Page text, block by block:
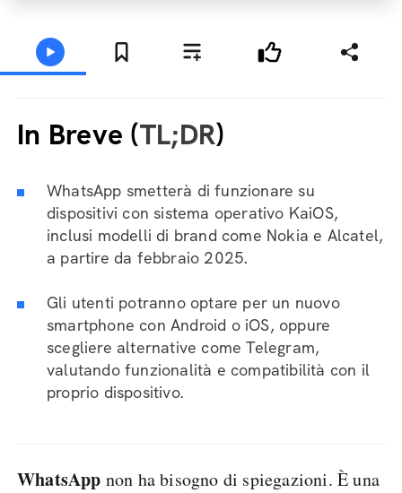
In Breve (TL;DR)
WhatsApp smetterà di funzionare su
dispositivi con sistema operativo KaiOS,
inclusi modelli di brand come Nokia e Alcatel,
a partire da febbraio 2025.
Gli utenti potranno optare per un nuovo
smartphone con Android o iOS, oppure
scegliere alternative come Telegram,
valutando funzionalità e compatibilità con il
proprio dispositivo.
WhatsApp non ha bisogno di spiegazioni. È una